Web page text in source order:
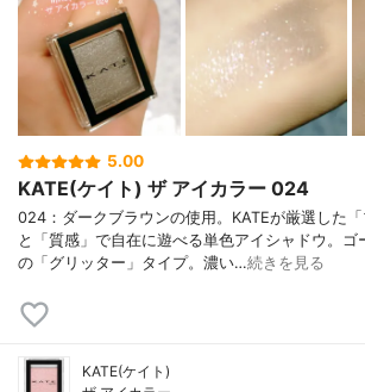
5.00
KATE(ケイト) ザ アイカラー 024
024：ダークブラウンの使用。KATEが厳選した「
と「質感」で自在に遊べる単色アイシャドウ。ゴ
の「グリッター」タイプ。濃い…続きを見る
KATE(ケイト)